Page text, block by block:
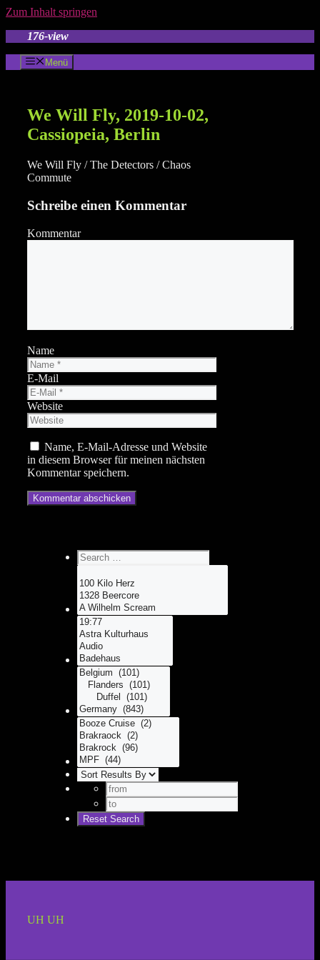
Zum Inhalt springen
176-view
Menü
We Will Fly, 2019-10-02,
Cassiopeia, Berlin
We Will Fly / The Detectors / Chaos
Commute
Schreibe einen Kommentar
Kommentar
Name
E-Mail
Website
Name, E-Mail-Adresse und Website
in diesem Browser für meinen nächsten
Kommentar speichern.
UH UH